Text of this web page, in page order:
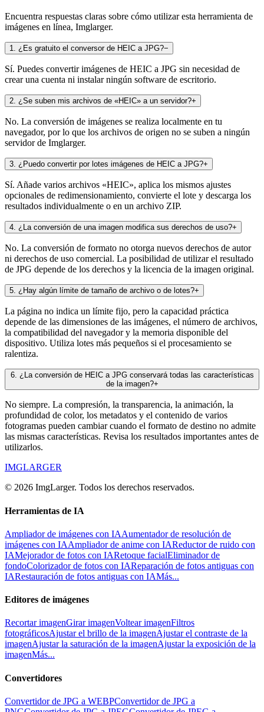
Encuentra respuestas claras sobre cómo utilizar esta herramienta de
imágenes en línea, Imglarger.
1. ¿Es gratuito el conversor de HEIC a JPG?−
Sí. Puedes convertir imágenes de HEIC a JPG sin necesidad de
crear una cuenta ni instalar ningún software de escritorio.
2. ¿Se suben mis archivos de «HEIC» a un servidor?+
No. La conversión de imágenes se realiza localmente en tu
navegador, por lo que los archivos de origen no se suben a ningún
servidor de Imglarger.
3. ¿Puedo convertir por lotes imágenes de HEIC a JPG?+
Sí. Añade varios archivos «HEIC», aplica los mismos ajustes
opcionales de redimensionamiento, convierte el lote y descarga los
resultados individualmente o en un archivo ZIP.
4. ¿La conversión de una imagen modifica sus derechos de uso?+
No. La conversión de formato no otorga nuevos derechos de autor
ni derechos de uso comercial. La posibilidad de utilizar el resultado
de JPG depende de los derechos y la licencia de la imagen original.
5. ¿Hay algún límite de tamaño de archivo o de lotes?+
La página no indica un límite fijo, pero la capacidad práctica
depende de las dimensiones de las imágenes, el número de archivos,
la compatibilidad del navegador y la memoria disponible del
dispositivo. Utiliza lotes más pequeños si el procesamiento se
ralentiza.
6. ¿La conversión de HEIC a JPG conservará todas las características
de la imagen?+
No siempre. La compresión, la transparencia, la animación, la
profundidad de color, los metadatos y el contenido de varios
fotogramas pueden cambiar cuando el formato de destino no admite
las mismas características. Revisa los resultados importantes antes de
utilizarlos.
IMGLARGER
© 2026 ImgLarger. Todos los derechos reservados.
Herramientas de IA
Ampliador de imágenes con IAAumentador de resolución de
imágenes con IAAmpliador de anime con IAReductor de ruido con
IAMejorador de fotos con IARetoque facialEliminador de
fondoColorizador de fotos con IAReparación de fotos antiguas con
IARestauración de fotos antiguas con IAMás...
Editores de imágenes
Recortar imagenGirar imagenVoltear imagenFiltros
fotográficosAjustar el brillo de la imagenAjustar el contraste de la
imagenAjustar la saturación de la imagenAjustar la exposición de la
imagenMás...
Convertidores
Convertidor de JPG a WEBPConvertidor de JPG a